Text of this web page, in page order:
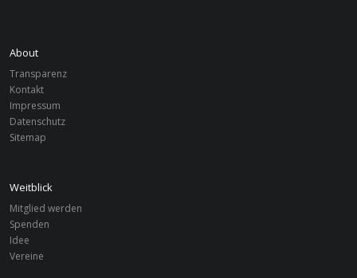
About
Transparenz
Kontakt
Impressum
Datenschutz
Sitemap
Weitblick
Mitglied werden
Spenden
Idee
Vereine